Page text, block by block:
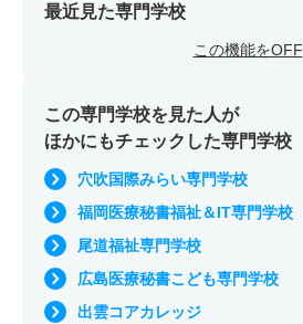
最近見た専門学校
この機能をOFF
この専門学校を見た人が
ほかにもチェックした専門学校
穴吹国際みらい専門学校
福岡医療秘書福祉＆IT専門学校
尾道福祉専門学校
広島医療秘書こども専門学校
出雲コアカレッジ